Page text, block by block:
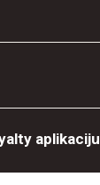
aplikaciju